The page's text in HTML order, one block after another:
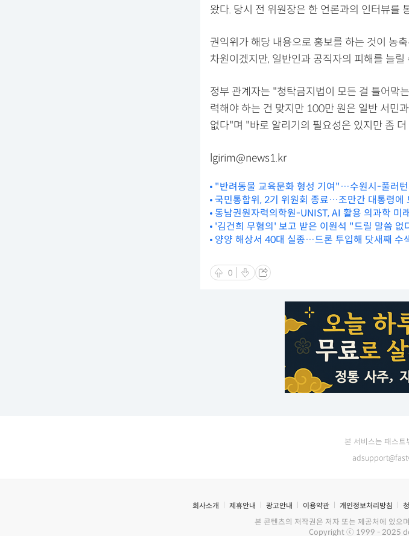
왔다. 당시 전 위원장은 한 언론과의 인터뷰를
권익위가 해당 내용으로 홍보를 하는 것이 농
차원이겠지만, 일반인과 공직자의 피해를 늘릴
정부 관계자는 "청탁금지법이 모든 걸 틀어막
력해야 하는 건 맞지만 100만 원은 일반 서민
없다"며 "바로 알리기의 필요성은 있지만 좀
lgirim@news1.kr
"반려동물 교육문화 형성 기여"…수원시-풀러턴
국민통합위, 2기 위원회 종료…조만간 대통령에
동남권원자력의학원-UNIST, AI 활용 의과학 미
'김건희 무혐의' 보고 받은 이원석 "드릴 말씀 없
양양 해상서 40대 실종…드론 투입해 닷새째 수
0
본 서비스는 패스트
회사소개 제휴안내 광고안내 이용약관 개인정보처리방침
본 콘텐츠의 저작권은 저자 또는 제공처에 있으
Copyright ⓒ 1999 - 2025